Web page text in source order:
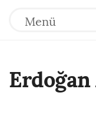
Menü